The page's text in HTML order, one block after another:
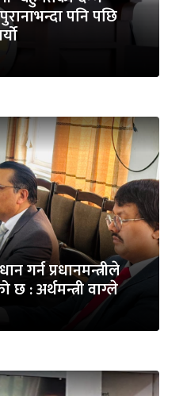
पनि पछि
गर्न प्रधानमन्त्रीले
: अर्थमन्त्री वाग्ले